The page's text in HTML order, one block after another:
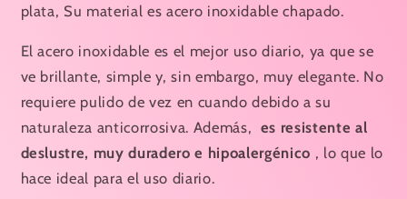
plata, Su material es acero inoxidable chapado.
El acero inoxidable es el mejor uso diario, ya que se
ve brillante, simple y, sin embargo, muy elegante. No
requiere pulido de vez en cuando debido a su
naturaleza anticorrosiva. Además, es resistente al
deslustre, muy duradero e hipoalergénico , lo que lo
hace ideal para el uso diario.